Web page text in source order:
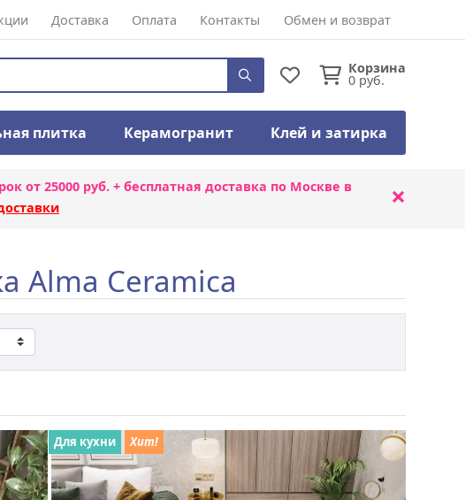
Доставка Оплата Контакты Обмен и возврат
Корзина
0 руб.
плитка Керамогранит Клей и затирка
от 25000 руб. + бесплатная доставка по Москве в
×
Alma Ceramica
Для кухни Хит!